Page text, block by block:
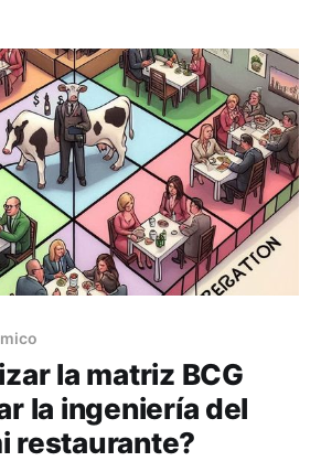
la matriz BCG
la ingeniería del
restaurante?